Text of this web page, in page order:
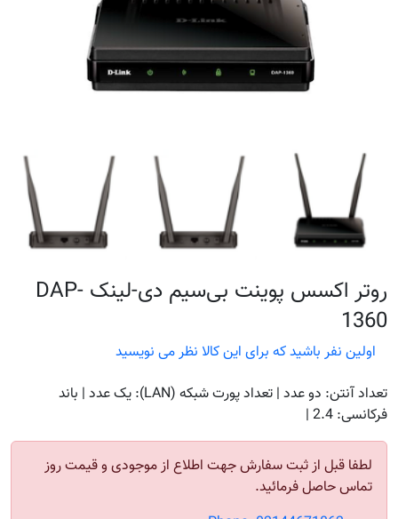
روتر اکسس پوینت بی‌سیم دی-لینک DAP-
1360
اولین نفر باشید که برای این کالا نظر می نویسید
تعداد آنتن: دو عدد | تعداد پورت شبکه (LAN): یک عدد | باند
فرکانسی: 2.4 |
لطفا قبل از ثبت سفارش جهت اطلاع از موجودی و قیمت روز
تماس حاصل فرمائید.